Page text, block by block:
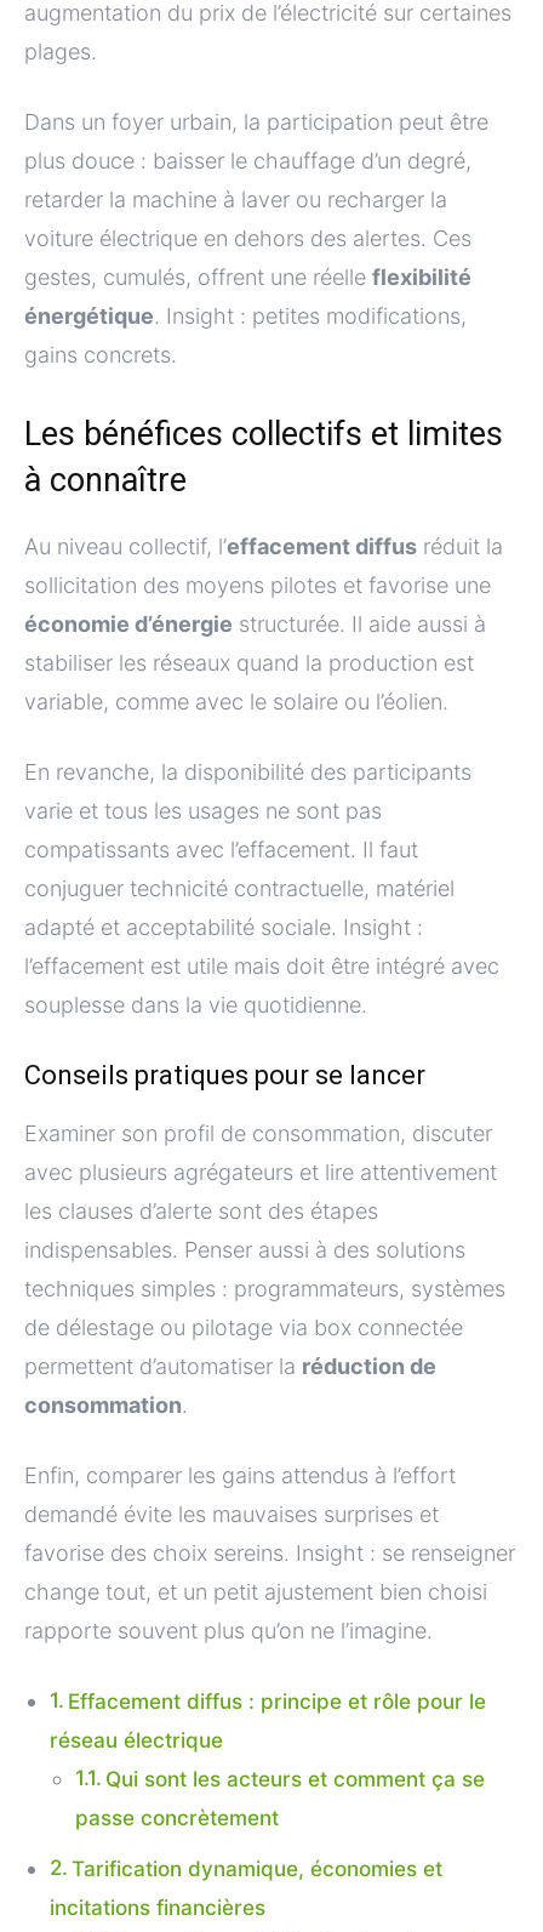
augmentation du prix de l’électricité sur certaines
plages.
Dans un foyer urbain, la participation peut être
plus douce : baisser le chauffage d’un degré,
retarder la machine à laver ou recharger la
voiture électrique en dehors des alertes. Ces
gestes, cumulés, offrent une réelle flexibilité
énergétique. Insight : petites modifications,
gains concrets.
Les bénéfices collectifs et limites
à connaître
Au niveau collectif, l’effacement diffus réduit la
sollicitation des moyens pilotes et favorise une
économie d’énergie structurée. Il aide aussi à
stabiliser les réseaux quand la production est
variable, comme avec le solaire ou l’éolien.
En revanche, la disponibilité des participants
varie et tous les usages ne sont pas
compatissants avec l’effacement. Il faut
conjuguer technicité contractuelle, matériel
adapté et acceptabilité sociale. Insight :
l’effacement est utile mais doit être intégré avec
souplesse dans la vie quotidienne.
Conseils pratiques pour se lancer
Examiner son profil de consommation, discuter
avec plusieurs agrégateurs et lire attentivement
les clauses d’alerte sont des étapes
indispensables. Penser aussi à des solutions
techniques simples : programmateurs, systèmes
de délestage ou pilotage via box connectée
permettent d’automatiser la réduction de
consommation.
Enfin, comparer les gains attendus à l’effort
demandé évite les mauvaises surprises et
favorise des choix sereins. Insight : se renseigner
change tout, et un petit ajustement bien choisi
rapporte souvent plus qu’on ne l’imagine.
Effacement diffus : principe et rôle pour le
réseau électrique
Qui sont les acteurs et comment ça se
passe concrètement
Tarification dynamique, économies et
incitations financières